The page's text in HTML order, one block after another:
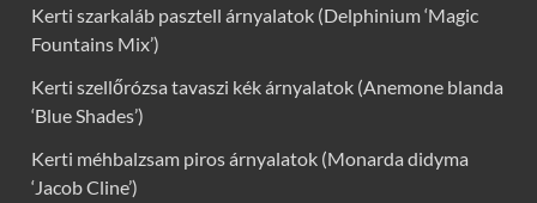
Kerti szarkaláb pasztell árnyalatok (Delphinium ‘Magic
Fountains Mix’)
Kerti szellőrózsa tavaszi kék árnyalatok (Anemone blanda
‘Blue Shades’)
Kerti méhbalzsam piros árnyalatok (Monarda didyma
‘Jacob Cline’)